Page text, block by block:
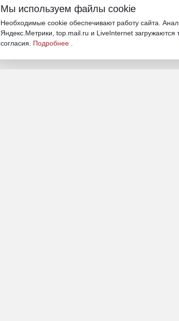
Мы используем файлы cookie
Необходимые cookie обеспечивают работу сайта.
Яндекс.Метрики, top.mail.ru и LiveInternet загружаются
согласия. Подробнее